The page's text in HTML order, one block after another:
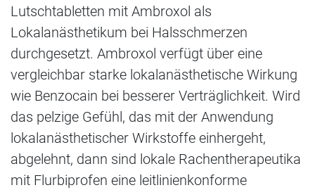
Lutschtabletten mit Ambroxol als
Lokalanästhetikum bei Halsschmerzen
durchgesetzt. Ambroxol verfügt über eine
vergleichbar starke lokalanästhetische Wirkung
wie Benzocain bei besserer Verträglichkeit. Wird
das pelzige Gefühl, das mit der Anwendung
lokalanästhetischer Wirkstoffe einhergeht,
abgelehnt, dann sind lokale Rachentherapeutika
mit Flurbiprofen eine leitlinienkonforme